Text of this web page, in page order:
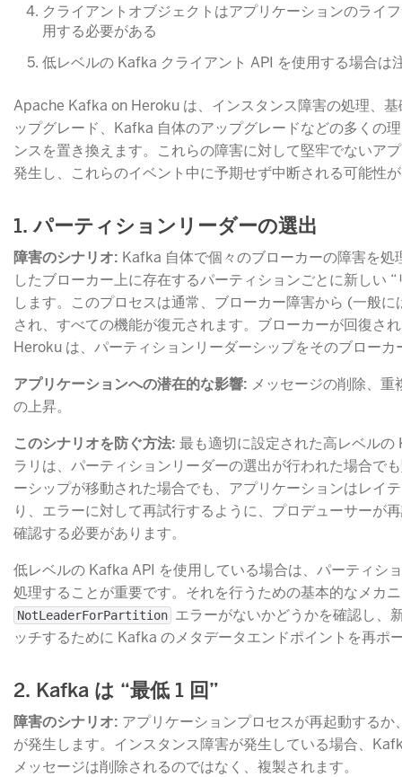
クライアントオブジェクトはアプリケーションのライ
用する必要がある
低レベルの Kafka クライアント API を使用する場合は
Apache Kafka on Heroku は、インスタンス障害の処理、
ップグレード、Kafka 自体のアップグレードなどの多くの
ンスを置き換えます。これらの障害に対して堅牢でないア
発生し、これらのイベント中に予期せず中断される可能性
1. パーティションリーダーの選出
障害のシナリオ: Kafka 自体で個々のブローカーの障害を
したブローカー上に存在するパーティションごとに新しい
します。このプロセスは通常、ブローカー障害から (一般
され、すべての機能が復元されます。ブローカーが回復さ
Heroku は、パーティションリーダーシップをそのブローカ
アプリケーションへの潜在的な影響: メッセージの削除、
の上昇。
このシナリオを防ぐ方法: 最も適切に設定された高レベル
ラリは、パーティションリーダーの選出が行われた場合で
ーシップが移動された場合でも、アプリケーションはレイ
り、エラーに対して再試行するように、プロデューサーが
確認する必要があります。
低レベルの Kafka API を使用している場合は、パーティシ
処理することが重要です。それを行うための基本的なメカ
NotLeaderForPartition
エラーがないかどうかを確認し、
ッチするために Kafka のメタデータエンドポイントを再ポ
2. Kafka は “最低 1 回”
障害のシナリオ: アプリケーションプロセスが再起動する
が発生します。インスタンス障害が発生している場合、
メッセージは削除されるのではなく、複製されます。